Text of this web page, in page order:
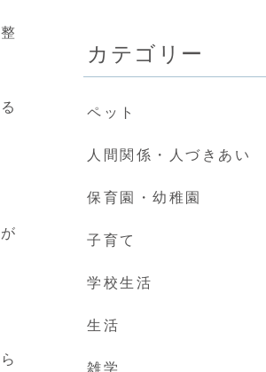
カテゴリー
ペット
人間関係・人づきあい
保育園・幼稚園
子育て
学校生活
生活
雑学